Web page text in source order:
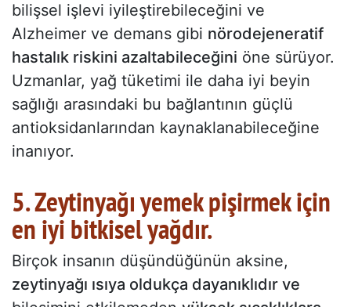
bilişsel işlevi iyileştirebileceğini ve
Alzheimer ve demans gibi nörodejeneratif
hastalık riskini azaltabileceğini öne sürüyor.
Uzmanlar, yağ tüketimi ile daha iyi beyin
sağlığı arasındaki bu bağlantının güçlü
antioksidanlarından kaynaklanabileceğine
inanıyor.
5. Zeytinyağı yemek pişirmek için
en iyi bitkisel yağdır.
Birçok insanın düşündüğünün aksine,
zeytinyağı ısıya oldukça dayanıklıdır ve